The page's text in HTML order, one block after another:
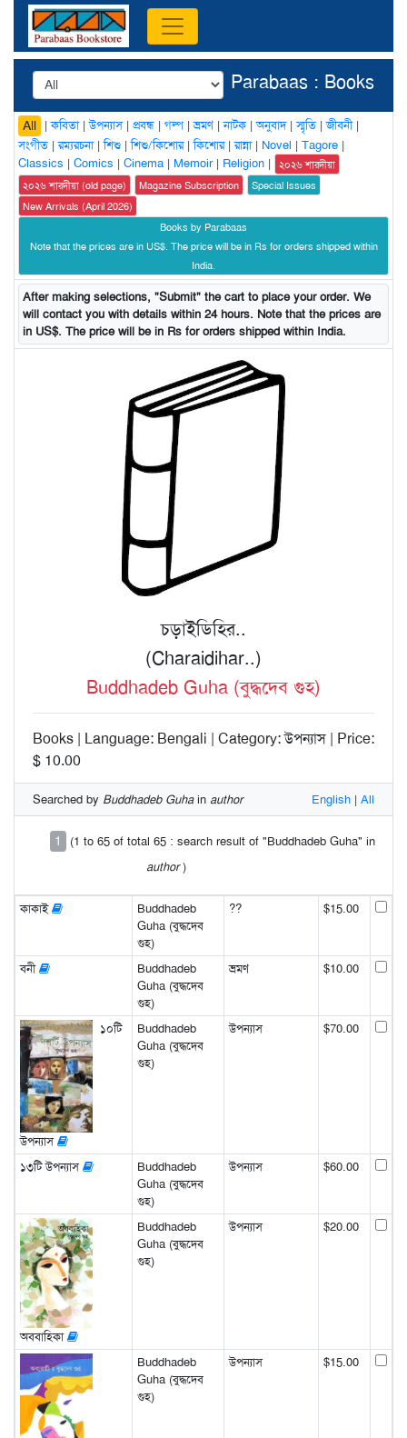
Parabaas : Books
All |কবিতা|উপন্যাস| প্রবন্ধ | গল্প |ভ্রমণ|নাটক |অনুবাদ|স্মৃতি |জীবনী|
সংগীত |রম্যরচনা|শিশু |শিশু/কিশোর|কিশোর|রান্না| Novel | Tagore |
Classics | Comics | Cinema | Memoir| Religion |
২০২৬ শারদীয়া
২০২৬ শারদীয়া (old page)
Magazine Subscription
Special Issues
New Arrivals (April 2026)
Books by Parabaas
Note that the prices are in US$. The price will be in Rs for orders shipped within
India.
After making selections, "Submit" the cart to place your order. We
will contact you with details within 24 hours. Note that the prices are
in US$. The price will be in Rs for orders shipped within India.
চড়াইডিহির..
(Charaidihar..)
Buddhadeb Guha (বুদ্ধদেব গুহ)
Books | Language: Bengali | Category: উপন্যাস | Price:
$ 10.00
Searched by Buddhadeb Guhain author English | All
1
(1 to 65 of total 65 : search result of "Buddhadeb Guha" in
author)
কাকাই
Buddhadeb
Guha (বুদ্ধদেব
গুহ)
?? $15.00
বনী
Buddhadeb
Guha (বুদ্ধদেব
গুহ)
ভ্রমণ $10.00
১০টি
উপন্যাস
Buddhadeb
Guha (বুদ্ধদেব
গুহ)
উপন্যাস $70.00
১৩টি উপন্যাস
Buddhadeb
Guha (বুদ্ধদেব
গুহ)
উপন্যাস $60.00
অববাহিকা
Buddhadeb
Guha (বুদ্ধদেব
গুহ)
উপন্যাস $20.00
Buddhadeb
Guha (বুদ্ধদেব
গুহ)
উপন্যাস $15.00